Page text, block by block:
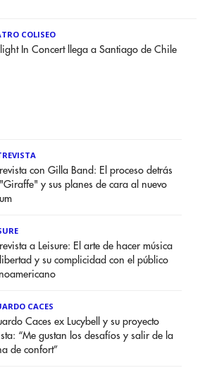
COLISEO
In Concert llega a Santiago de Chile
con Gilla Band: El proceso detrás
y sus planes de cara al nuevo
a Leisure: El arte de hacer música
y su complicidad con el público
CACES
Caces ex Lucybell y su proyecto
“Me gustan los desafíos y salir de la
de confort”